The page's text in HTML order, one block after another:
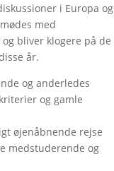
i Europa og
med
bliver klogere på de
år.
og anderledes
og gamle
øjenåbnende rejse
medstuderende og